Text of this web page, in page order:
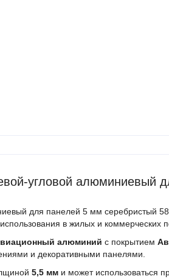
угловой алюминиевый
для панелей 5 мм серебристый
в жилых и коммерческих
алюминий с покрытием
и декоративными панелями.
5,5 мм и может использоваться